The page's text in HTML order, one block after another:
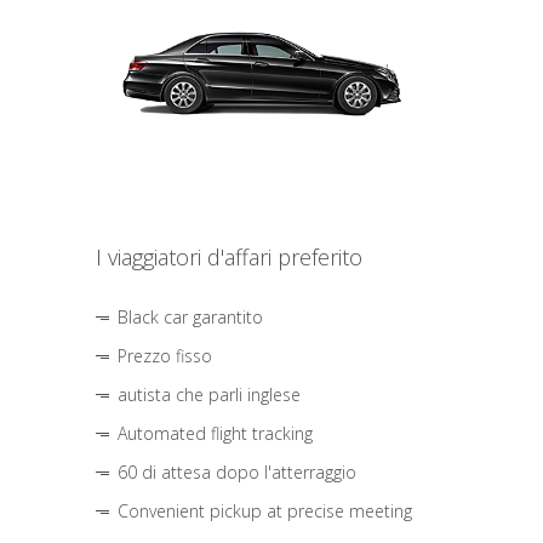
I viaggiatori d'affari preferito
Black car garantito
Prezzo fisso
autista che parli inglese
Automated flight tracking
60 di attesa dopo l'atterraggio
Convenient pickup at precise meeting